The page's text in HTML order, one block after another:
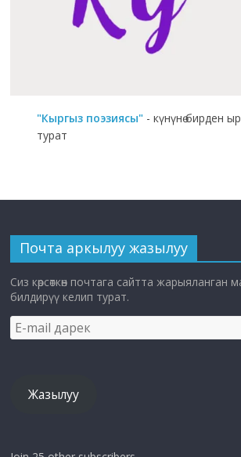
"Кыргыз поэзиясы" - күнүнө бирден
турат
Почта аркылуу жазылуу
Сиз көрсөткөн почтага сайтта жарыяланган
билдирүү келип турат.
E-
mail
Жазылуу